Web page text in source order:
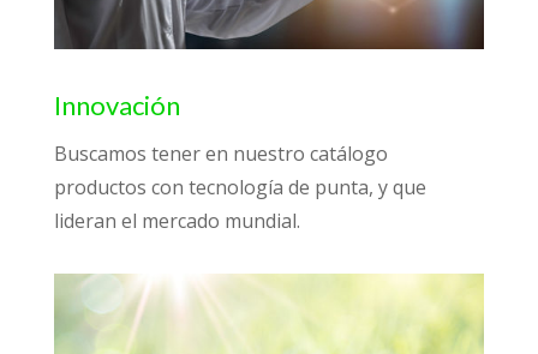
Innovación
Buscamos tener en nuestro catálogo
productos con tecnología de punta, y que
lideran el mercado mundial.